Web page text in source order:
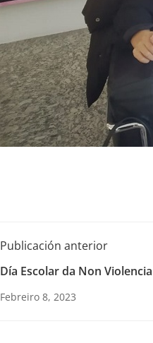
Publicación anterior
Día Escolar da Non
Febreiro 8, 2023